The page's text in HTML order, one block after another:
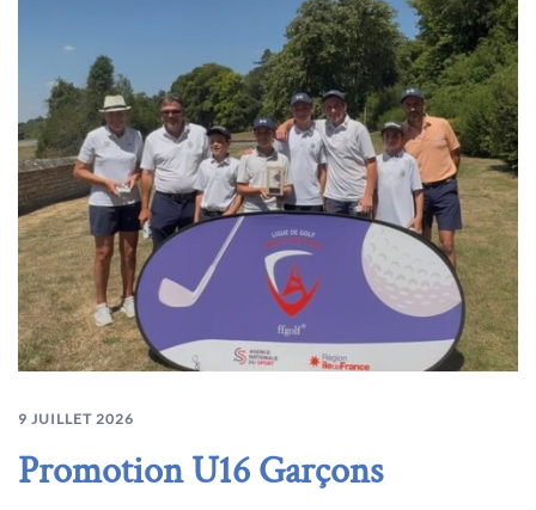
9 JUILLET 2026
Promotion U16 Garçons